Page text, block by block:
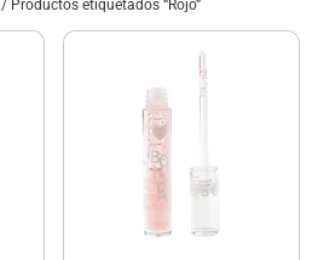
/ Productos etiquetados “Rojo”